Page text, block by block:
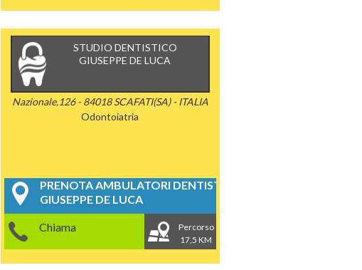
STUDIO DENTISTICO
GIUSEPPE DE LUCA
Nazionale,126 - 84018 SCAFATI(SA) - ITALIA
Odontoiatria
PRENOTA AMBULATORI DENTISTICI
GIUSEPPE DE LUCA
Chiama
Percorso
17,5 KM